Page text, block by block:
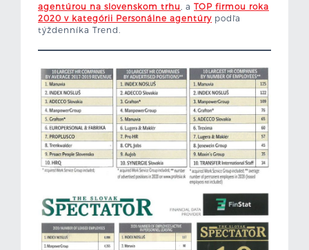
agentúrou na slovenskom trhu , a TOP firmou roka
2020 v kategórii Personálne agentúry podľa
týždenníka Trend.